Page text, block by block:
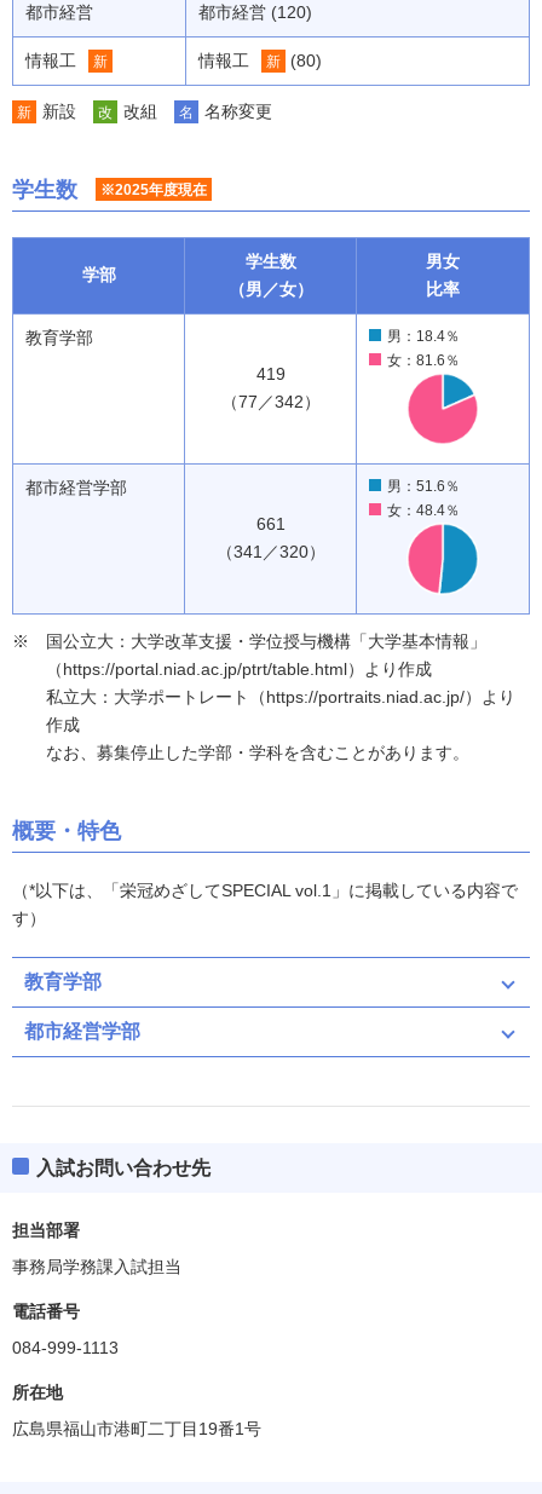
都市経営 都市経営 (120)
情報工 新 情報工 新 (80)
新 新設 改 改組 名 名称変更
学生数 ※2025年度現在
学部
学生数
（男／女）
男女
比率
教育学部
419
（77／342）
男：18.4％
女：81.6％
都市経営学部
661
（341／320）
男：51.6％
女：48.4％
国公立大：大学改革支援・学位授与機構「大学基本情報」
（https://portal.niad.ac.jp/ptrt/table.html）より作成
私立大：大学ポートレート（https://portraits.niad.ac.jp/）より
作成
なお、募集停止した学部・学科を含むことがあります。
概要・特色
（*以下は、「栄冠めざしてSPECIAL vol.1」に掲載している内容で
す）
教育学部
都市経営学部
入試お問い合わせ先
担当部署
事務局学務課入試担当
電話番号
084-999-1113
所在地
広島県福山市港町二丁目19番1号